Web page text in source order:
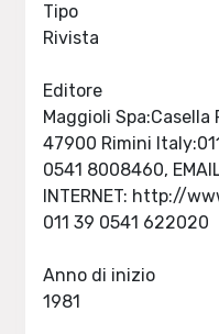
Tipo
Rivista
Editore
Maggioli
47900 Rimini
0541 8008460,
INTERNET: http://
Anno di inizio